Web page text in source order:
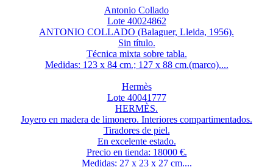
Antonio Collado
Lote 40024862
ANTONIO COLLADO (Balaguer, Lleida, 1956).
Sin título.
Técnica mixta sobre tabla.
Medidas: 123 x 84 cm.; 127 x 88 cm.(marco)....
Hermès
Lote 40041777
HERMÈS.
Joyero en madera de limonero. Interiores compartimentados.
Tiradores de piel.
En excelente estado.
Precio en tienda: 18000 €.
Medidas: 27 x 23 x 27 cm....